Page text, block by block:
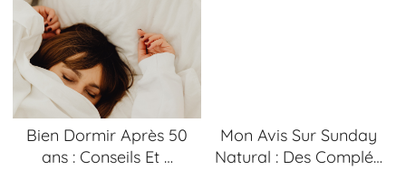
Bien Dormir Après 50
ans : Conseils Et …
Mon Avis Sur Sunday
Natural : Des Complé…